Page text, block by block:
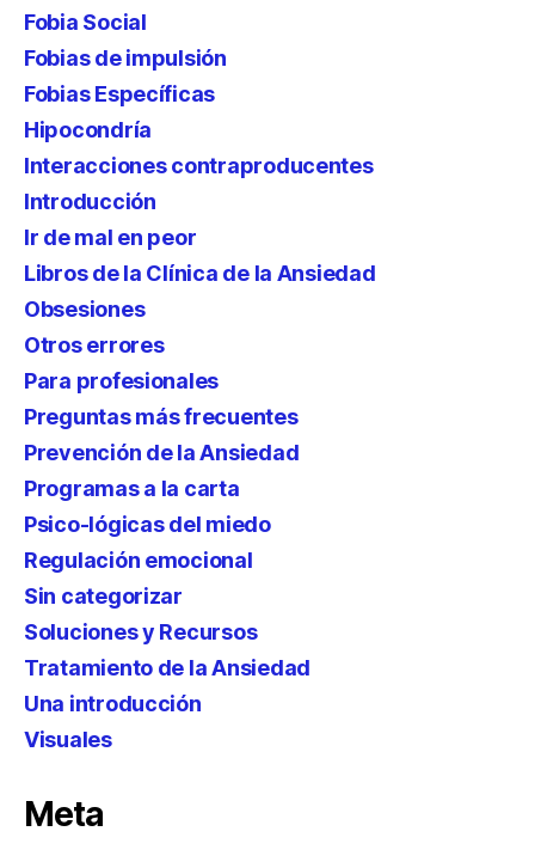
Fobia Social
Fobias de impulsión
Fobias Específicas
Hipocondría
Interacciones contraproducentes
Introducción
Ir de mal en peor
Libros de la Clínica de la Ansiedad
Obsesiones
Otros errores
Para profesionales
Preguntas más frecuentes
Prevención de la Ansiedad
Programas a la carta
Psico-lógicas del miedo
Regulación emocional
Sin categorizar
Soluciones y Recursos
Tratamiento de la Ansiedad
Una introducción
Visuales
Meta